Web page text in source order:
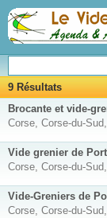
9 Résultats
Brocante et vide-
Corse, Corse-du-
Vide grenier de
Corse, Corse-du-
Vide-Greniers de
Corse, Corse-du-